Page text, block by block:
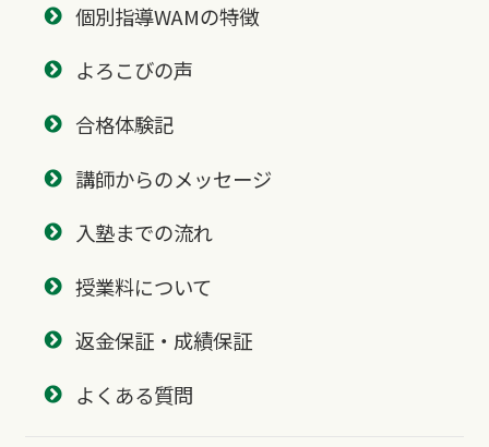
個別指導WAMの特徴
よろこびの声
合格体験記
講師からのメッセージ
入塾までの流れ
授業料について
返金保証・成績保証
よくある質問